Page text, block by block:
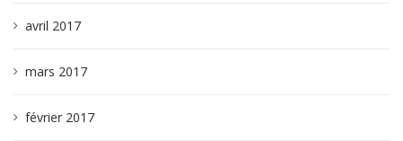
avril 2017
mars 2017
février 2017